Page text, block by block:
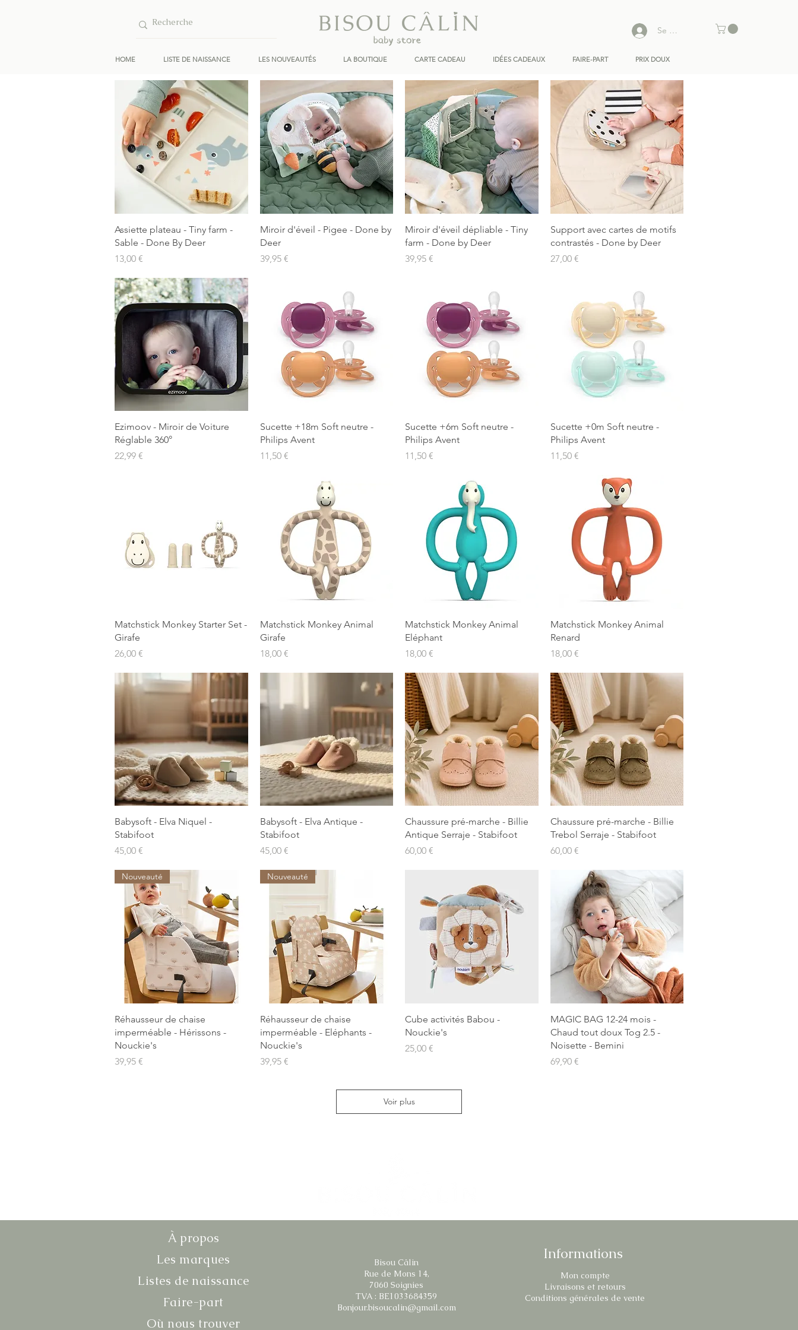
HOME LISTE DE NAISSANCE LES NOUVEAUTÉS LA BOUTIQUE CARTE CADEAU IDÉES CADEAUX FAIRE-PART PRIX DOUX
Se connecter
Aperçu rapide
Assiette plateau - Tiny farm -
Sable - Done By Deer
Prix
13,00 €
Aperçu rapide
Miroir d'éveil - Pigee - Done by
Deer
Prix
39,95 €
Aperçu rapide
Miroir d'éveil dépliable - Tiny
farm - Done by Deer
Prix
39,95 €
Aperçu rapide
Support avec cartes de motifs
contrastés - Done by Deer
Prix
27,00 €
Aperçu rapide
Ezimoov - Miroir de Voiture
Réglable 360°
Prix
22,99 €
Aperçu rapide
Sucette +18m Soft neutre -
Philips Avent
Prix
11,50 €
Aperçu rapide
Sucette +6m Soft neutre -
Philips Avent
Prix
11,50 €
Aperçu rapide
Sucette +0m Soft neutre -
Philips Avent
Prix
11,50 €
Aperçu rapide
Matchstick Monkey Starter Set -
Girafe
Prix
26,00 €
Aperçu rapide
Matchstick Monkey Animal
Girafe
Prix
18,00 €
Aperçu rapide
Matchstick Monkey Animal
Eléphant
Prix
18,00 €
Aperçu rapide
Matchstick Monkey Animal
Renard
Prix
18,00 €
Aperçu rapide
Babysoft - Elva Niquel -
Stabifoot
Prix
45,00 €
Aperçu rapide
Babysoft - Elva Antique -
Stabifoot
Prix
45,00 €
Aperçu rapide
Chaussure pré-marche - Billie
Antique Serraje - Stabifoot
Prix
60,00 €
Aperçu rapide
Chaussure pré-marche - Billie
Trebol Serraje - Stabifoot
Prix
60,00 €
Aperçu rapide
Nouveauté
Réhausseur de chaise
imperméable - Hérissons -
Nouckie's
Prix
39,95 €
Aperçu rapide
Nouveauté
Réhausseur de chaise
imperméable - Eléphants -
Nouckie's
Prix
39,95 €
Aperçu rapide
Cube activités Babou -
Nouckie's
Prix
25,00 €
Aperçu rapide
MAGIC BAG 12-24 mois -
Chaud tout doux Tog 2.5 -
Noisette - Bemini
Prix
69,90 €
Voir plus
À propos
Les marques
Listes de naissance
Faire-part
Où nous trouver
Bisou Câlin
Rue de Mons 14,
7060 Soignies
TVA : BE1033684359
Bonjour.bisoucalin@gmail.com
Informations
Mon compte
Livraisons et retours
Conditions générales de vente